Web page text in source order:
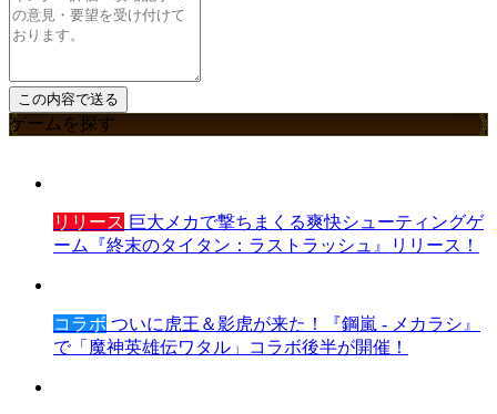
ゲームを探す
リリース 巨大メカで撃ちまくる爽快シューティングゲ
ーム『終末のタイタン：ラストラッシュ』リリース！
コラボ ついに虎王＆影虎が来た！『鋼嵐 - メカラシ』
で「魔神英雄伝ワタル」コラボ後半が開催！